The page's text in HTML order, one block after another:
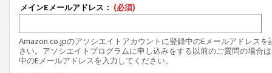
メインEメールアドレス： (必須)
Amazon.co.jpのアソシエイトアカウントに登録中のEメールアドレスを
さい。アソシエイトプログラムに申し込みをする以前のご質問の場合
中のEメールアドレスを入力してください。